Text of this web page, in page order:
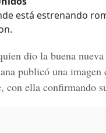
está estrenando
dio la buena
publicó una imagen
con ella confirmando